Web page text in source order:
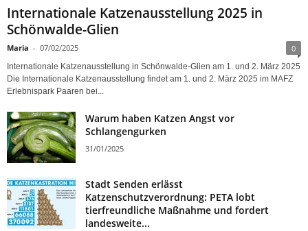
Internationale Katzenausstellung 2025 in
Schönwalde-Glien
Maria - 07/02/2025 0
Internationale Katzenausstellung in Schönwalde-Glien am 1. und 2. März 2025
Die Internationale Katzenausstellung findet am 1. und 2. März 2025 im MAFZ
Erlebnispark Paaren bei...
Warum haben Katzen Angst vor
Schlangengurken
31/01/2025
Stadt Senden erlässt
Katzenschutzverordnung: PETA lobt
tierfreundliche Maßnahme und fordert
landesweite...